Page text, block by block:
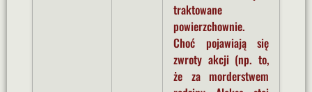
traktowane
powierzchownie.
Choć pojawiają się
zwroty akcji (np. to,
że za morderstwem